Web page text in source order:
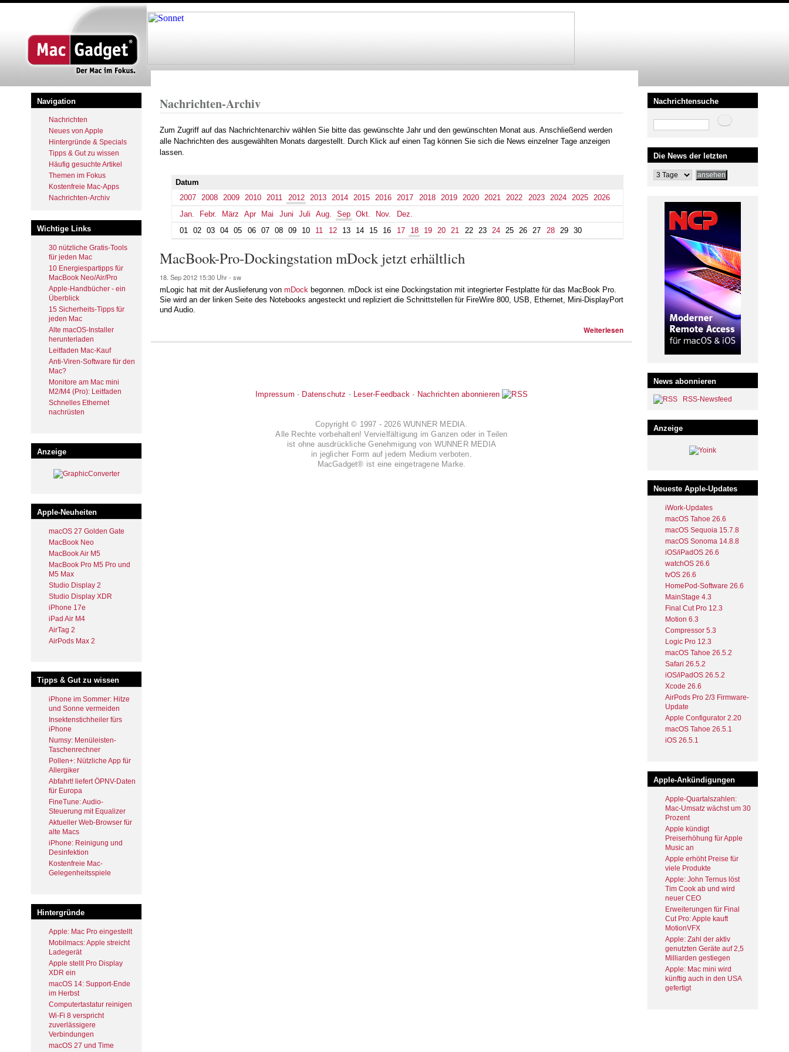
Direkt
Navigation
Nachrichten
Neues von Apple
Hintergründe & Specials
Tipps & Gut zu wissen
Häufig gesuchte Artikel
Themen im Fokus
Kostenfreie Mac-Apps
Nachrichten-Archiv
Wichtige Links
30 nützliche Gratis-Tools
für jeden Mac
10 Energiespartipps für
MacBook Neo/Air/Pro
Apple-Handbücher - ein
Überblick
15 Sicherheits-Tipps für
jeden Mac
Alte macOS-Installer
herunterladen
Leitfaden Mac-Kauf
Anti-Viren-Software für den
Mac?
Monitore am Mac mini
M2/M4 (Pro): Leitfaden
Schnelles Ethernet
nachrüsten
Anzeige
Apple-Neuheiten
macOS 27 Golden Gate
MacBook Neo
MacBook Air M5
MacBook Pro M5 Pro und
M5 Max
Studio Display 2
Studio Display XDR
iPhone 17e
iPad Air M4
AirTag 2
AirPods Max 2
Tipps & Gut zu wissen
iPhone im Sommer: Hitze
und Sonne vermeiden
Insektenstichheiler fürs
iPhone
Numsy: Menüleisten-
Taschenrechner
Pollen+: Nützliche App für
Allergiker
Abfahrt! liefert ÖPNV-Daten
für Europa
FineTune: Audio-
Steuerung mit Equalizer
Aktueller Web-Browser für
alte Macs
iPhone: Reinigung und
Desinfektion
Kostenfreie Mac-
Gelegenheitsspiele
Hintergründe
Apple: Mac Pro eingestellt
Mobilmacs: Apple streicht
Ladegerät
Apple stellt Pro Display
XDR ein
macOS 14: Support-Ende
im Herbst
Computertastatur reinigen
Wi-Fi 8 verspricht
zuverlässigere
Verbindungen
macOS 27 und Time
Nachrichten-Archiv
Zum Zugriff auf das Nachrichtenarchiv wählen Sie bitte das gewünschte Jahr und den gewünschten Monat aus. Anschließend werden
alle Nachrichten des ausgewählten Monats dargestellt. Durch Klick auf einen Tag können Sie sich die News einzelner Tage anzeigen
lassen.
Datum
2007
2008 2009 2010 2011 2012 2013 2014 2015 2016 2017 2018 2019 2020 2021 2022 2023 2024 2025
2026
Jan.
Febr. März Apr Mai Juni Juli Aug. Sep Okt. Nov.
Dez.
01
02 03 04 05 06 07 08 09 10 11 12 13 14 15 16 17 18 19 20 21 22 23 24 25 26 27 28 29 30
MacBook-Pro-Dockingstation mDock jetzt erhältlich
18. Sep 2012 15:30 Uhr - sw
mLogic hat mit der Auslieferung von mDock begonnen. mDock ist eine Dockingstation mit integrierter Festplatte für das MacBook Pro.
Sie wird an der linken Seite des Notebooks angesteckt und repliziert die Schnittstellen für FireWire 800, USB, Ethernet, Mini-DisplayPort
und Audio.
Weiterlesen
Impressum - Datenschutz - Leser-Feedback - Nachrichten abonnieren
Copyright © 1997 - 2026 WUNNER MEDIA.
Alle Rechte vorbehalten! Vervielfältigung im Ganzen oder in Teilen
ist ohne ausdrückliche Genehmigung von WUNNER MEDIA
in jeglicher Form auf jedem Medium verboten.
MacGadget® ist eine eingetragene Marke.
Nachrichtensuche
Suche
Die News der letzten
News abonnieren
RSS-Newsfeed
Anzeige
Neueste Apple-Updates
iWork-Updates
macOS Tahoe 26.6
macOS Sequoia 15.7.8
macOS Sonoma 14.8.8
iOS/iPadOS 26.6
watchOS 26.6
tvOS 26.6
HomePod-Software 26.6
MainStage 4.3
Final Cut Pro 12.3
Motion 6.3
Compressor 5.3
Logic Pro 12.3
macOS Tahoe 26.5.2
Safari 26.5.2
iOS/iPadOS 26.5.2
Xcode 26.6
AirPods Pro 2/3 Firmware-
Update
Apple Configurator 2.20
macOS Tahoe 26.5.1
iOS 26.5.1
Apple-Ankündigungen
Apple-Quartalszahlen:
Mac-Umsatz wächst um 30
Prozent
Apple kündigt
Preiserhöhung für Apple
Music an
Apple erhöht Preise für
viele Produkte
Apple: John Ternus löst
Tim Cook ab und wird
neuer CEO
Erweiterungen für Final
Cut Pro: Apple kauft
MotionVFX
Apple: Zahl der aktiv
genutzten Geräte auf 2,5
Milliarden gestiegen
Apple: Mac mini wird
künftig auch in den USA
gefertigt